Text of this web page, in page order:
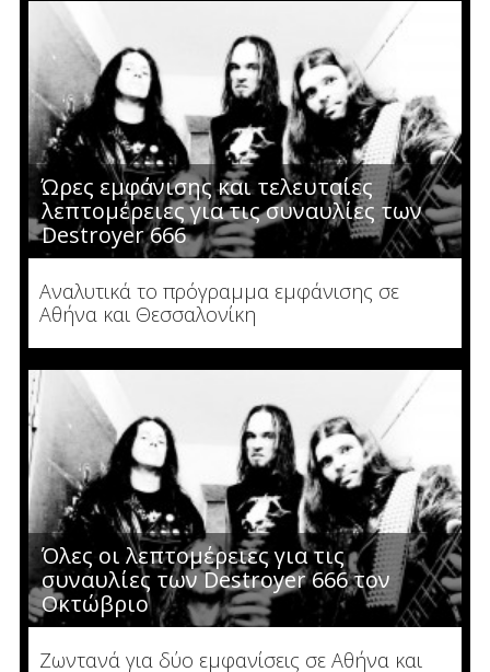
Ώρες εμφάνισης και τελευταίες
λεπτομέρειες για τις συναυλίες των
Destroyer 666
Αναλυτικά το πρόγραμμα εμφάνισης σε
Αθήνα και Θεσσαλονίκη
Όλες οι λεπτομέρειες για τις
συναυλίες των Destroyer 666 τον
Οκτώβριο
Ζωντανά για δύο εμφανίσεις σε Αθήνα και